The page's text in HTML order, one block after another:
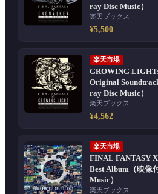
ray Disc Music）
楽天ブックス
¥5,500
楽天市場
GROWING
Original
ray Disc Music）
楽天ブックス
¥4,562
楽天市場
FINAL FANTASY
Best Album（映像
Music）
楽天ブックス